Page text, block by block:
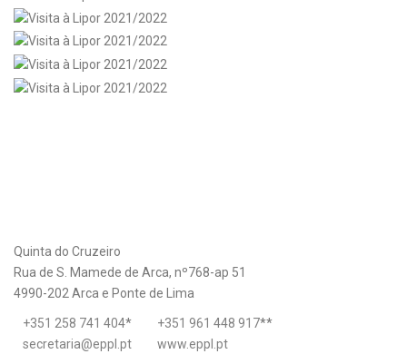
Quinta do Cruzeiro
Rua de S. Mamede de Arca, nº768-ap 51
4990-202 Arca e Ponte de Lima
+351 258 741 404* +351 961 448 917**
secretaria@eppl.pt
www.eppl.pt